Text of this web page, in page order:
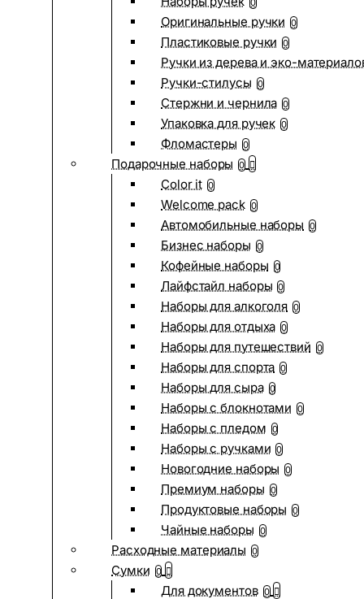
0
Оригинальные ручки 0
Пластиковые ручки 0
Ручки из дерева и эко-
Ручки-стилусы 0
Стержни и чернила 0
Упаковка для ручек 0
Фломастеры 0
Подарочные наборы 0
Color it 0
Welcome pack 0
Автомобильные наборы 0
Бизнес наборы 0
Кофейные наборы 0
Лайфстайл наборы 0
Наборы для алкоголя 0
Наборы для отдыха 0
Наборы для путешествий 0
Наборы для спорта 0
Наборы для сыра 0
Наборы с блокнотами 0
Наборы с пледом 0
Наборы с ручками 0
Новогодние наборы 0
Премиум наборы 0
Продуктовые наборы 0
Чайные наборы 0
Расходные материалы 0
Сумки 0
Для документов 0